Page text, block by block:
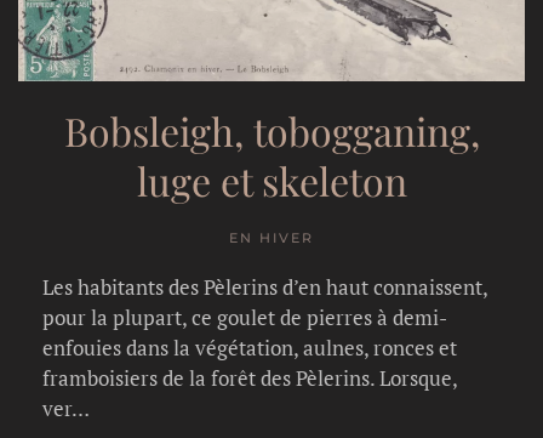
Bobsleigh, tobogganing,
luge et skeleton
EN HIVER
Les habitants des Pèlerins d’en haut connaissent,
pour la plupart, ce goulet de pierres à demi-
enfouies dans la végétation, aulnes, ronces et
framboisiers de la forêt des Pèlerins. Lorsque,
ver…